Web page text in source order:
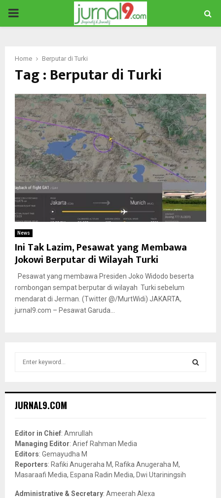
PRIMARY
Home Berputar di Turki
Tag : Berputar di Turki
News
Ini Tak Lazim, Pesawat yang Membawa
Jokowi Berputar di Wilayah Turki
Pesawat yang membawa Presiden Joko Widodo beserta
rombongan sempat berputar di wilayah Turki sebelum
mendarat di Jerman. (Twitter @/MurtWidi) JAKARTA,
jurnal9.com – Pesawat Garuda...
h
o
r
:
JURNAL9.COM
Editor in Chief: Amrullah
Managing Editor: Arief Rahman Media
Editors: Gemayudha M
Reporters: Rafiki Anugeraha M, Rafika Anugeraha M,
Masaraafi Media, Espana Radin Media, Dwi Utariningsih
Administrative & Secretary: Ameerah Alexa